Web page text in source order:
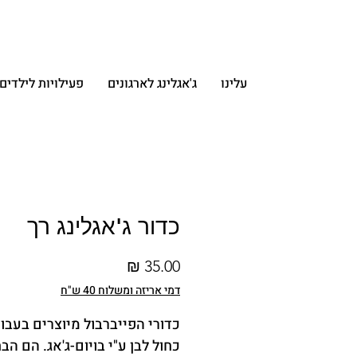
עלינו ג'אגלינג לארגונים פעילויות
כדור ג'אגלינג רך
דמי אריזה ומשלוח 40 ש"ח
כדורי הפייברבול מיוצרים
כחול לבן ע"י בויום-ג'אג. הם